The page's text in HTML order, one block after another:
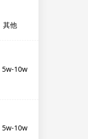
其他
5w-10w
5w-10w